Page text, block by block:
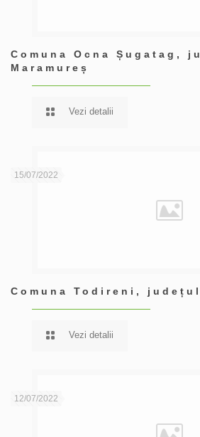
Comuna Ocna Șugatag,
Maramureș
Vezi detalii
15/07/2022
Comuna Todireni,
Vezi detalii
12/07/2022